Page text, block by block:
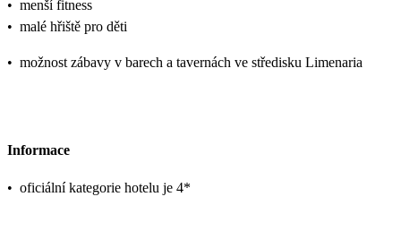
• menší fitness
• malé hřiště pro děti
• možnost zábavy v barech a tavernách ve středisku Limenaria
Informace
• oficiální kategorie hotelu je 4*